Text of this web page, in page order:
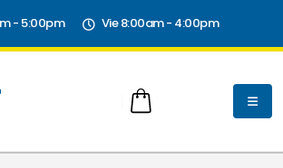
- 5:00pm Vie 8:00am - 4:00pm